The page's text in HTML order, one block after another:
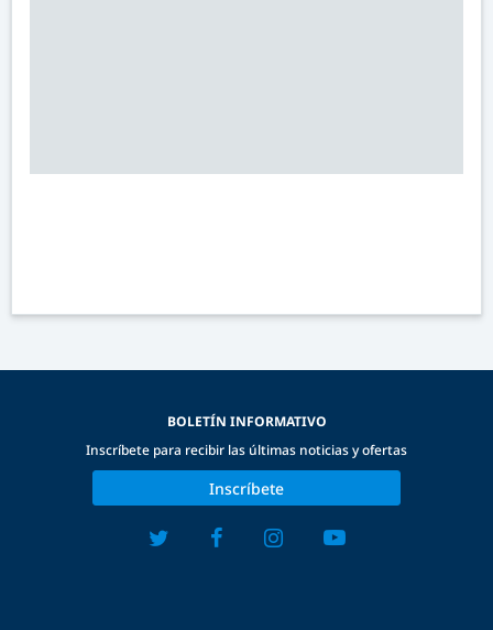
BOLETÍN INFORMATIVO
Inscríbete para recibir las últimas noticias y ofertas
Inscríbete